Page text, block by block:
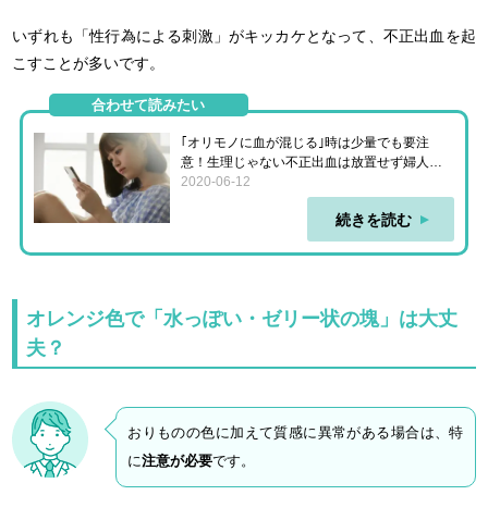
いずれも「性行為による刺激」がキッカケとなって、不正出血を起
こすことが多いです。
合わせて読みたい
｢オリモノに血が混じる｣時は少量でも要注
意！生理じゃない不正出血は放置せず婦人科
へ
2020-06-12
続きを読む
オレンジ色で「水っぽい・ゼリー状の塊」は大丈
夫？
おりものの色に加えて質感に異常がある場合は、特
に注意が必要です。